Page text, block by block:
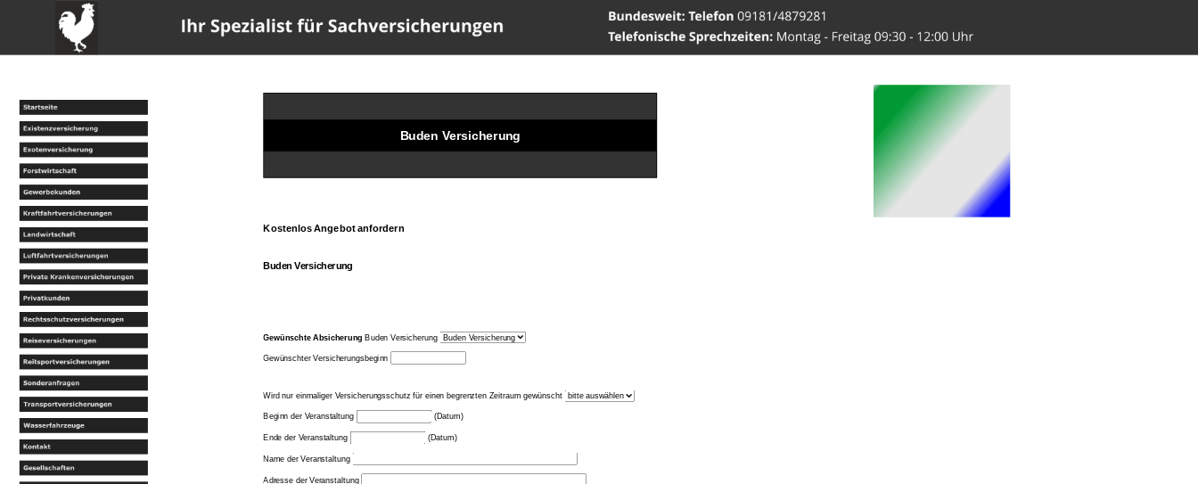
Buden Versicherung
Kostenlos Angebot anfordern
Buden Versicherung
Gewünschte Absicherung Buden Versicherung
Gewünschter Versicherungsbeginn
Wird nur einmaliger Versicherungsschutz für einen begrenzten Zeitraum gewünscht
Beginn der Veranstaltung (Datum)
Ende der Veranstaltung (Datum)
Name der Veranstaltung
Adresse der Veranstaltung
www.Versicherungen-Werner-Hahn.de